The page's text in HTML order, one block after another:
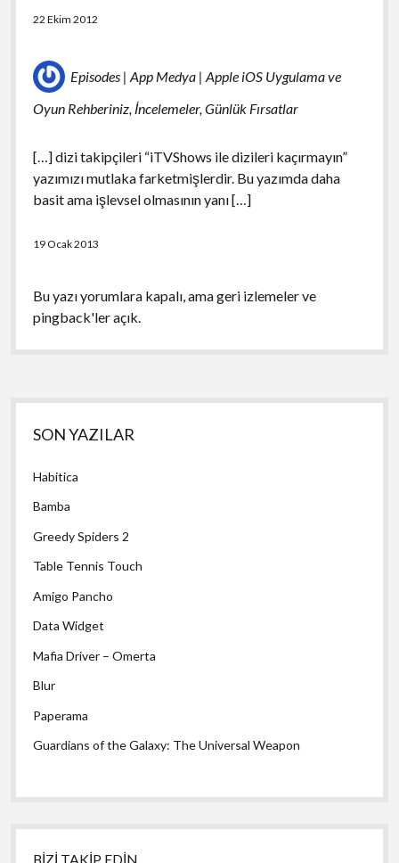
22 Ekim 2012
Episodes | App Medya | Apple iOS Uygulama ve
Oyun Rehberiniz, İncelemeler, Günlük Fırsatlar
[…] dizi takipçileri “iTVShows ile dizileri kaçırmayın”
yazımızı mutlaka farketmişlerdir. Bu yazımda daha
basit ama işlevsel olmasının yanı […]
19 Ocak 2013
Bu yazı yorumlara kapalı, amageri izlemelerve
pingback'ler açık.
Yan
Menü
SON YAZILAR
Habitica
Bamba
Greedy Spiders 2
Table Tennis Touch
Amigo Pancho
Data Widget
Mafia Driver – Omerta
Blur
Paperama
Guardians of the Galaxy: The Universal Weapon
BİZİ TAKİP EDİN